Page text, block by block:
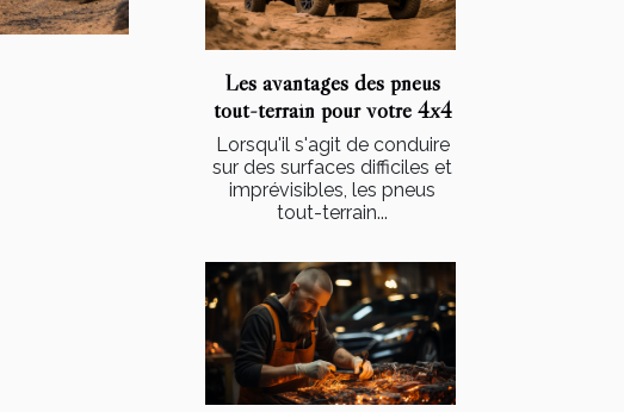
Les avantages des pneus
tout-terrain pour votre 4x4
Lorsqu'il s'agit de conduire
sur des surfaces difficiles et
imprévisibles, les pneus
tout-terrain...